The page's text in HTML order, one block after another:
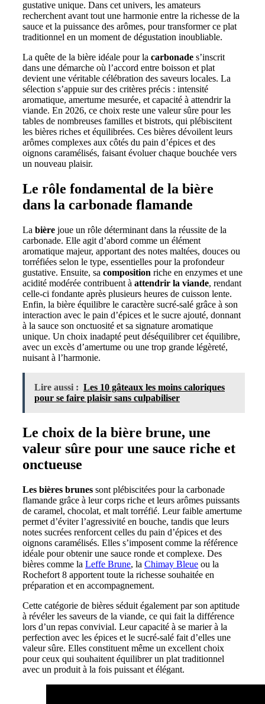
gustative unique. Dans cet univers, les amateurs
recherchent avant tout une harmonie entre la richesse de la
sauce et la puissance des arômes, pour transformer ce plat
traditionnel en un moment de dégustation inoubliable.
La quête de la bière idéale pour la carbonade s’inscrit
dans une démarche où l’accord entre boisson et plat
devient une véritable célébration des saveurs locales. La
sélection s’appuie sur des critères précis : intensité
aromatique, amertume mesurée, et capacité à attendrir la
viande. En 2026, ce choix reste une valeur sûre pour les
tables de nombreuses familles et bistrots, qui plébiscitent
les bières riches et équilibrées. Ces bières dévoilent leurs
arômes complexes aux côtés du pain d’épices et des
oignons caramélisés, faisant évoluer chaque bouchée vers
un nouveau plaisir.
Le rôle fondamental de la bière
dans la carbonade flamande
La bière joue un rôle déterminant dans la réussite de la
carbonade. Elle agit d’abord comme un élément
aromatique majeur, apportant des notes maltées, douces ou
torréfiées selon le type, essentielles pour la profondeur
gustative. Ensuite, sa composition riche en enzymes et une
acidité modérée contribuent à attendrir la viande, rendant
celle-ci fondante après plusieurs heures de cuisson lente.
Enfin, la bière équilibre le caractère sucré-salé grâce à son
interaction avec le pain d’épices et le sucre ajouté, donnant
à la sauce son onctuosité et sa signature aromatique
unique. Un choix inadapté peut déséquilibrer cet équilibre,
avec un excès d’amertume ou une trop grande légèreté,
nuisant à l’harmonie.
Lire aussi : Les 10 gâteaux les moins caloriques
pour se faire plaisir sans culpabiliser
Le choix de la bière brune, une
valeur sûre pour une sauce riche et
onctueuse
Les bières brunes sont plébiscitées pour la carbonade
flamande grâce à leur corps riche et leurs arômes puissants
de caramel, chocolat, et malt torréfié. Leur faible amertume
permet d’éviter l’agressivité en bouche, tandis que leurs
notes sucrées renforcent celles du pain d’épices et des
oignons caramélisés. Elles s’imposent comme la référence
idéale pour obtenir une sauce ronde et complexe. Des
bières comme la Leffe Brune, la Chimay Bleue ou la
Rochefort 8 apportent toute la richesse souhaitée en
préparation et en accompagnement.
Cette catégorie de bières séduit également par son aptitude
à révéler les saveurs de la viande, ce qui fait la différence
lors d’un repas convivial. Leur capacité à se marier à la
perfection avec les épices et le sucré-salé fait d’elles une
valeur sûre. Elles constituent même un excellent choix
pour ceux qui souhaitent équilibrer un plat traditionnel
avec un produit à la fois puissant et élégant.